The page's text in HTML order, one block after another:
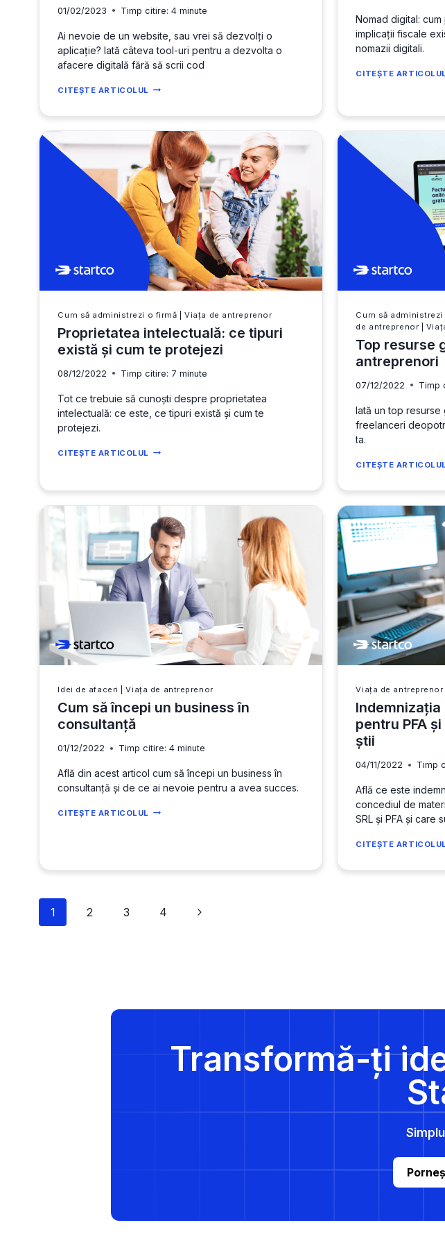
01/02/2023 Timp citire: 4minute
Ai nevoie de un website, sau vrei să dezvolți o
aplicație? Iată câteva tool-uri pentru a dezvolta o
afacere digitală fără să scrii cod
CITEȘTE ARTICOLUL TOOL-
CARE
TE
AJUTĂ
SĂ
CONSTRUIEȘTI
O
AFACERE
DIGITALĂ
FĂRĂ
SĂ
SCRII
COD
Nomad digital:
implicații fiscale
nomazii digitali.
CITEȘTE ARTICOLUL
Cum să administrezi o firmă |Viața de antreprenor
Proprietatea intelectuală: ce tipuri
există și cum te protejezi
08/12/2022 Timp citire: 7minute
Tot ce trebuie să cunoști despre proprietatea
intelectuală: ce este, ce tipuri există și cum te
protejezi.
CITEȘTE ARTICOLUL PROPRIETATEA
EXISTĂ
ȘI
CUM
TE
PROTEJEZI
Cum să administrezi
de antreprenor
Top resurse
antreprenori
07/12/2022 Timp
Iată un top
freelanceri
ta.
CITEȘTE
Idei de afaceri |Viața de antreprenor
Cum să începi un business în
consultanță
01/12/2022 Timp citire: 4minute
Află din acest articol cum să începi un business în
consultanță și de ce ai nevoie pentru a avea succes.
CITEȘTE ARTICOLUL CUM
BUSINESS
Viața de antreprenor
pentru PFA
știi
04/11/2022 Timp
Află ce este
concediul de
SRL și PFA și care
CITEȘTE
Page
1 2 3 4
Next
Transformă-ți